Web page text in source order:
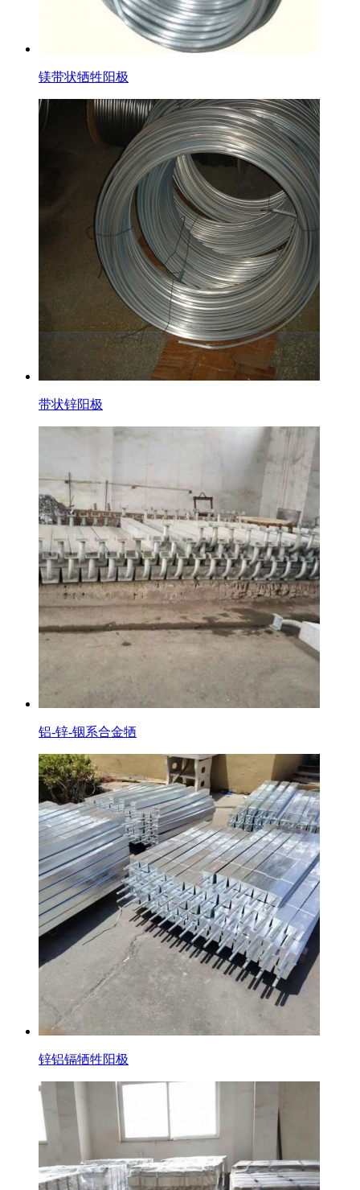
镁带状牺牲阳极
带状锌阳极
铝-锌-铟系合金牺
锌铝镉牺牲阳极